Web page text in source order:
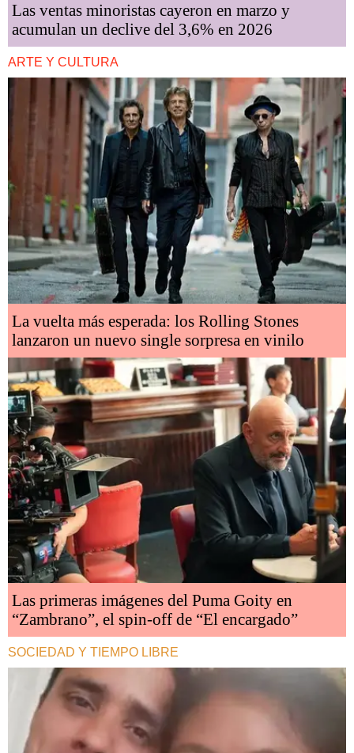
Las ventas minoristas cayeron en marzo y
acumulan un declive del 3,6% en 2026
ARTE Y CULTURA
La vuelta más esperada: los Rolling Stones
lanzaron un nuevo single sorpresa en vinilo
Las primeras imágenes del Puma Goity en
“Zambrano”, el spin-off de “El encargado”
SOCIEDAD Y TIEMPO LIBRE